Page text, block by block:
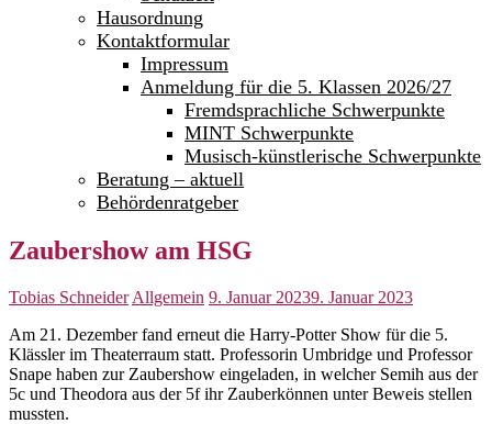
Hausordnung
Kontaktformular
Impressum
Anmeldung für die 5. Klassen 2026/27
Fremdsprachliche Schwerpunkte
MINT Schwerpunkte
Musisch-künstlerische Schwerpunkte
Beratung – aktuell
Behördenratgeber
Zaubershow am HSG
Tobias Schneider Allgemein 9. Januar 20239. Januar 2023
Am 21. Dezember fand erneut die Harry-Potter Show für die 5.
Klässler im Theaterraum statt. Professorin Umbridge und Professor
Snape haben zur Zaubershow eingeladen, in welcher Semih aus der
5c und Theodora aus der 5f ihr Zauberkönnen unter Beweis stellen
mussten.